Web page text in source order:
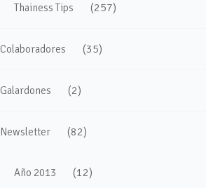
Thainess Tips (257)
Colaboradores (35)
Galardones (2)
Newsletter (82)
Año 2013 (12)